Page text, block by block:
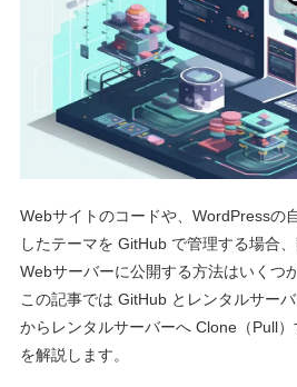
Webサイトのコードや、WordPressの
したテーマを GitHub で管理する場合
Webサーバーに公開する方法はいくつ
この記事では GitHub とレンタルサー
からレンタルサーバーへ Clone（Pull
を解説します。